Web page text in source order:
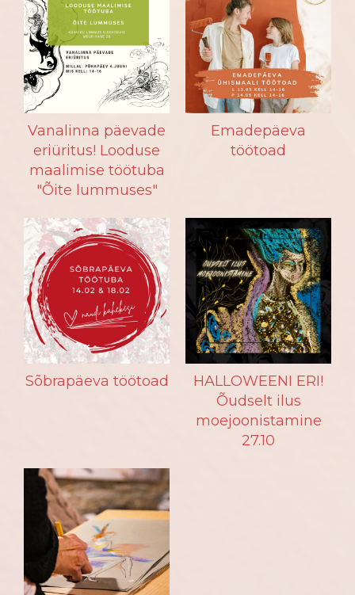
Vanalinna päevade
eriüritus! Looduse
maalimise töötuba
"Õite lummuses"
Emadepäeva
töötoad
Sõbrapäeva töötoad
HALLOWEENI ERI!
Õudselt ilus
moejoonistamine
27.10